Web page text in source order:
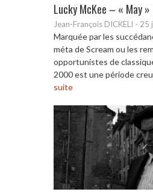
Lucky McKee – « May
Jean-François DICKELI - 25
Marquée par les
méta de Scream ou les
opportunistes de
2000 est une période
suite